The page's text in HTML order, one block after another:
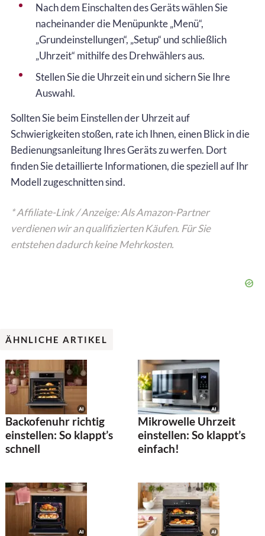
Nach dem Einschalten des Geräts wählen Sie
nacheinander die Menüpunkte „Menü“,
„Grundeinstellungen“, „Setup“ und schließlich
„Uhrzeit“ mithilfe des Drehwählers aus.
Stellen Sie die Uhrzeit ein und sichern Sie Ihre
Auswahl.
Sollten Sie beim Einstellen der Uhrzeit auf
Schwierigkeiten stoßen, rate ich Ihnen, einen Blick in die
Bedienungsanleitung Ihres Geräts zu werfen. Dort
finden Sie detaillierte Informationen, die speziell auf Ihr
Modell zugeschnitten sind.
* Affiliate-Link / Anzeige: Als Amazon-Partner
verdienen wir an qualifizierten Käufen. Für Sie
entstehen dadurch keine Mehrkosten.
ÄHNLICHE ARTIKEL
Backofenuhr richtig
einstellen: So klappt’s
schnell
Mikrowelle Uhrzeit
einstellen: So klappt’s
einfach!